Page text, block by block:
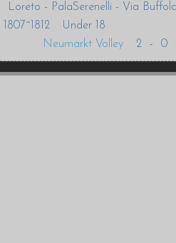
Loreto - PalaSerenelli - Via
1807~1812
Under 18
Neumarkt Volley
2 - 0